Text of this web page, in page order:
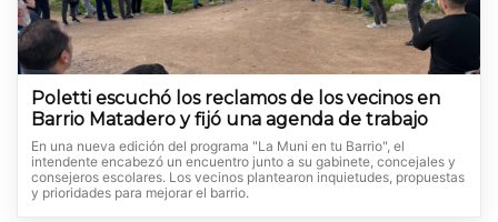
Poletti escuchó los reclamos de los vecinos en
Barrio Matadero y fijó una agenda de trabajo
En una nueva edición del programa "La Muni en tu Barrio", el
intendente encabezó un encuentro junto a su gabinete, concejales y
consejeros escolares. Los vecinos plantearon inquietudes, propuestas
y prioridades para mejorar el barrio.